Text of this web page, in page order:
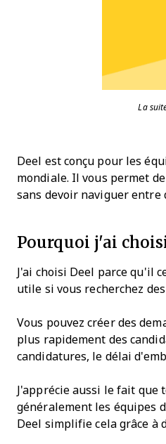
La
Deel est conçu pour les
mondiale. Il vous permet
sans devoir naviguer
Pourquoi j'ai
J'ai choisi Deel parce qu'il
utile si vous recherchez
Vous pouvez créer des
plus rapidement des
candidatures, le délai
J'apprécie aussi le fait
généralement les équipes
Deel simplifie cela grâce à